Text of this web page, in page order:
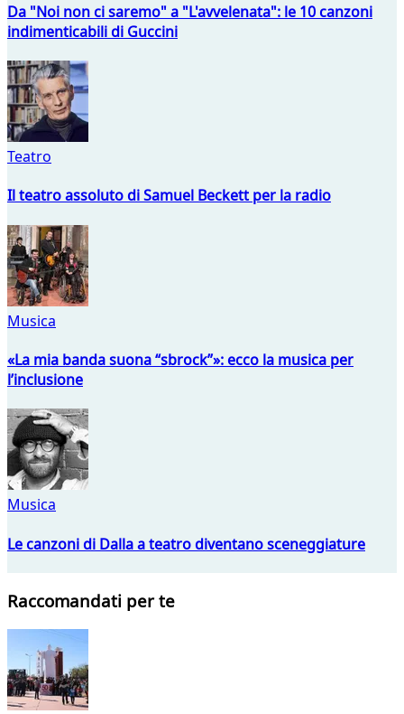
Da "Noi non ci saremo" a "L'avvelenata": le 10 canzoni
indimenticabili di Guccini
Teatro
Il teatro assoluto di Samuel Beckett per la radio
Musica
«La mia banda suona “sbrock”»: ecco la musica per
l’inclusione
Musica
Le canzoni di Dalla a teatro diventano sceneggiature
Raccomandati per te